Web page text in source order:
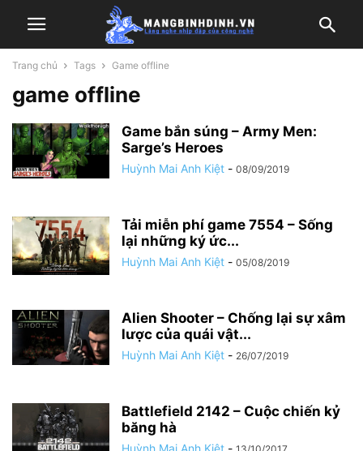
Trang chủ Tags Game offline
game offline
Game bắn súng – Army Men:
Sarge’s Heroes
Huỳnh Mai Anh Kiệt - 08/09/2019
Tải miễn phí game 7554 – Sống
lại những ký ức...
Huỳnh Mai Anh Kiệt - 05/08/2019
Alien Shooter – Chống lại sự xâm
lược của quái vật...
Huỳnh Mai Anh Kiệt - 26/07/2019
Battlefield 2142 – Cuộc chiến kỷ
băng hà
Huỳnh Mai Anh Kiệt -